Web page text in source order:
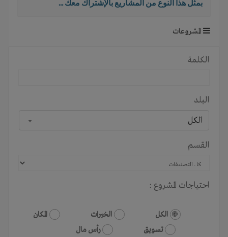
بمثل هذا النوع من المشاريع بالإشتراك معك ...
المشروعات
الكلمة
البلد
الكل
القسم
احتياجات المشروع :
الكل الخبرات
المكان
تسويق
رأس مال